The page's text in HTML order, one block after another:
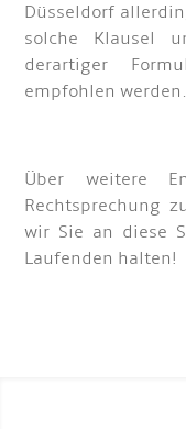
Düsseldorf
solche Klausel
derartiger
empfohlen werden.
Über weitere
Rechtsprechung
wir Sie an diese
Laufenden halten!